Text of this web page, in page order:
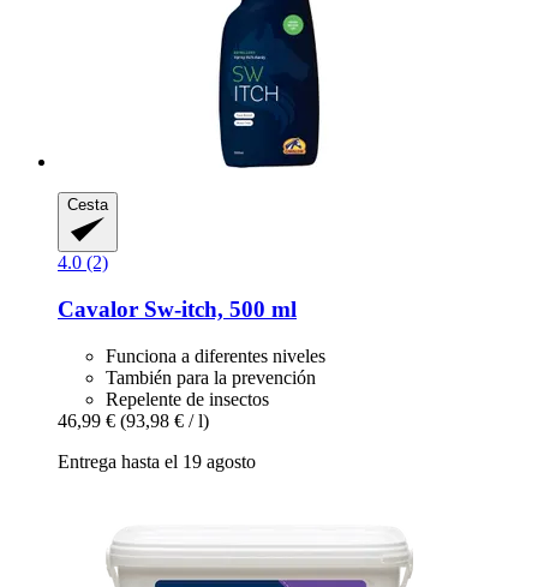
Cesta
4.0 (2)
Cavalor Sw-​itch, 500 ml
Funciona a diferentes niveles
También para la prevención
Repelente de insectos
46,99 € (93,98 € / l)
Entrega hasta el 19 agosto